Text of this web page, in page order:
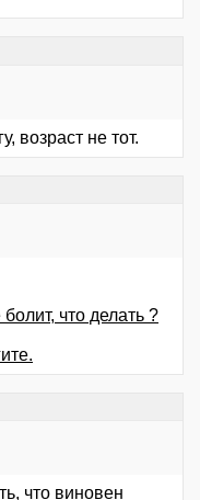
возраст не тот.
что делать ?
что виновен